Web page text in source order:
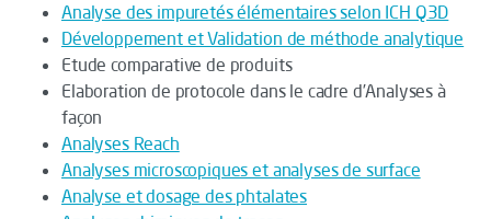
Analyse des impuretés élémentaires selon ICH Q3D
Développement et Validation de méthode analytique
Etude comparative de produits
Elaboration de protocole dans le cadre d’Analyses à
façon
Analyses Reach
Analyses microscopiques et analyses de surface
Analyse et dosage des phtalates